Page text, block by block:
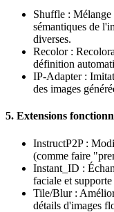
Shuffle : Mélange
sémantiques de
diverses.
Recolor :
définition
IP-Adapter :
des images
5. Extensions
InstructP2P :
(comme faire
Instant_ID :
faciale et
Tile/Blur :
détails d'images